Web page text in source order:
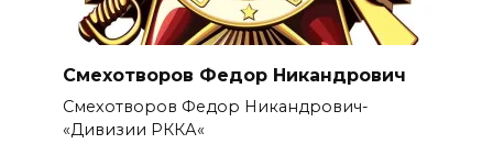
Смехотворов Федор Никандрович
Смехотворов Федор Никандрович-
«Дивизии РККА«